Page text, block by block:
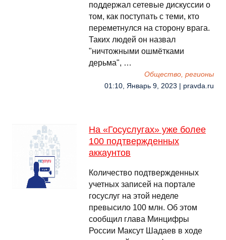
поддержал сетевые дискуссии о
том, как поступать с теми, кто
переметнулся на сторону врага.
Таких людей он назвал
"ничтожными ошмётками
дерьма", …
Общество, регионы
01:10, Январь 9, 2023 | pravda.ru
На «Госуслугах» уже более
100 подтвержденных
аккаунтов
Количество подтвержденных
учетных записей на портале
госуслуг на этой неделе
превысило 100 млн. Об этом
сообщил глава Минцифры
России Максут Шадаев в ходе